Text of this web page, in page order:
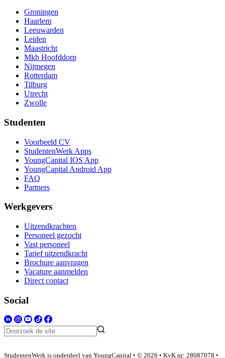
Groningen
Haarlem
Leeuwarden
Leiden
Maastricht
Mkb Hoofddorp
Nijmegen
Rotterdam
Tilburg
Utrecht
Zwolle
Studenten
Voorbeeld CV
StudentenWerk Apps
YoungCapital IOS App
YoungCapital Android App
FAQ
Partners
Werkgevers
Uitzendkrachten
Personeel gezocht
Vast personeel
Tarief uitzendkracht
Brochure aanvragen
Vacature aanmelden
Direct contact
Social
StudentenWerk is onderdeel van YoungCapital • © 2026 • KvK nr: 28087078 •